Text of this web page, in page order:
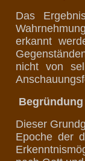
Das
erkannt
nicht von
Dieser
Epoche der